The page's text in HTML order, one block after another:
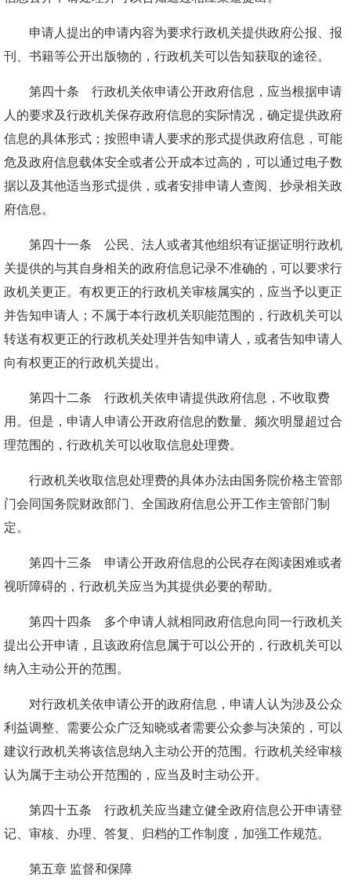
申请人提出的申请内容为要求行政机关提供政府公报、报
刊、书籍等公开出版物的，行政机关可以告知获取的途径。
第四十条 行政机关依申请公开政府信息，应当根据申请
人的要求及行政机关保存政府信息的实际情况，确定提供政府
信息的具体形式；按照申请人要求的形式提供政府信息，可能
危及政府信息载体安全或者公开成本过高的，可以通过电子数
据以及其他适当形式提供，或者安排申请人查阅、抄录相关政
府信息。
第四十一条 公民、法人或者其他组织有证据证明行政机
关提供的与其自身相关的政府信息记录不准确的，可以要求行
政机关更正。有权更正的行政机关审核属实的，应当予以更正
并告知申请人；不属于本行政机关职能范围的，行政机关可以
转送有权更正的行政机关处理并告知申请人，或者告知申请人
向有权更正的行政机关提出。
第四十二条 行政机关依申请提供政府信息，不收取费
用。但是，申请人申请公开政府信息的数量、频次明显超过合
理范围的，行政机关可以收取信息处理费。
行政机关收取信息处理费的具体办法由国务院价格主管部
门会同国务院财政部门、全国政府信息公开工作主管部门制
定。
第四十三条 申请公开政府信息的公民存在阅读困难或者
视听障碍的，行政机关应当为其提供必要的帮助。
第四十四条 多个申请人就相同政府信息向同一行政机关
提出公开申请，且该政府信息属于可以公开的，行政机关可以
纳入主动公开的范围。
对行政机关依申请公开的政府信息，申请人认为涉及公众
利益调整、需要公众广泛知晓或者需要公众参与决策的，可以
建议行政机关将该信息纳入主动公开的范围。行政机关经审核
认为属于主动公开范围的，应当及时主动公开。
第四十五条 行政机关应当建立健全政府信息公开申请登
记、审核、办理、答复、归档的工作制度，加强工作规范。
第五章 监督和保障